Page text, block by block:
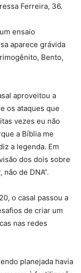
Ferreira, 36.
ensaio
aparece grávida
Bento,
aproveitou a
os ataques que
vezes eu não
a Bíblia me
a legenda. Em
dos dois sobre
de DNA”.
o casal passou a
de criar um
nas redes
planejada havia